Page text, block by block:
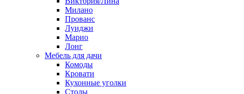
Милано
Прованс
Луиджи
Марио
Лонг
Мебель для дачи
Комоды
Кровати
Кухонные уголки
Столы